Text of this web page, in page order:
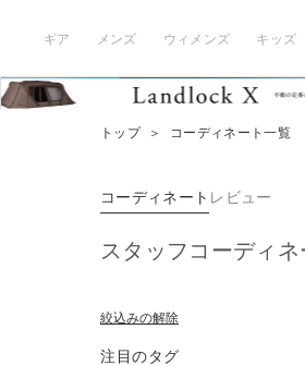
ギア メンズ ウィメンズ キッズ
トップ ＞ コーディネート一覧
コーディネート レビュー
スタッフコーディネ
絞込みの解除
注目のタグ